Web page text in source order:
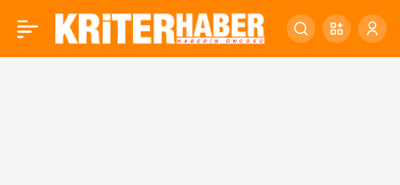
Büyükşehir’den 0